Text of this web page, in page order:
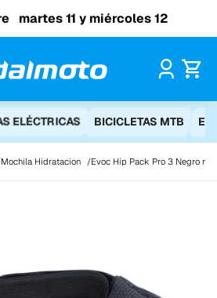
martes 11 y miércoles 12
ELÉCTRICAS BICICLETAS MTB
Mochila Hidratacion Evoc Hip Pack Pro 3 Negro